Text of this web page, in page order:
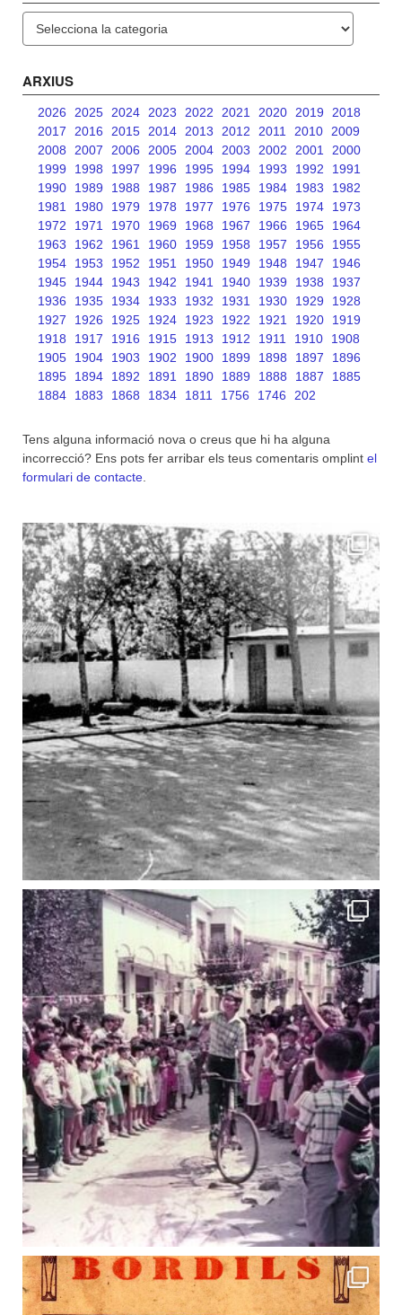
ARXIUS
2026 2025 2024 2023 2022 2021 2020 2019
2018
2017
2016 2015 2014 2013 2012 2011 2010
2009
2008
2007 2006 2005 2004 2003 2002 2001
2000
1999
1998 1997 1996 1995 1994 1993 1992
1991
1990
1989 1988 1987 1986 1985 1984 1983
1982
1981
1980 1979 1978 1977 1976 1975 1974
1973
1972
1971 1970 1969 1968 1967 1966 1965
1964
1963
1962 1961 1960 1959 1958 1957 1956
1955
1954
1953 1952 1951 1950 1949 1948 1947
1946
1945
1944 1943 1942 1941 1940 1939 1938
1937
1936
1935 1934 1933 1932 1931 1930 1929
1928
1927
1926 1925 1924 1923 1922 1921 1920
1919
1918
1917 1916 1915 1913 1912 1911 1910
1908
1905
1904 1903 1902 1900 1899 1898 1897
1896
1895
1894 1892 1891 1890 1889 1888 1887
1885
1884
1883 1868 1834 1811 1756 1746 202
Tens alguna informació nova o creus que hi ha alguna
incorrecció? Ens pots fer arribar els teus comentaris omplint el
formulari de contacte